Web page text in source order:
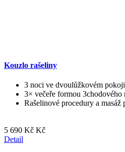
Kouzlo rašeliny
3 noci ve dvoulůžkovém
3× večeře formou 3chodového
Rašelinové procedury a masáž
5 690 Kč Kč
Detail